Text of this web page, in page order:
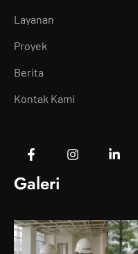
Layanan
Proyek
Berita
Kontak Kami
Galeri